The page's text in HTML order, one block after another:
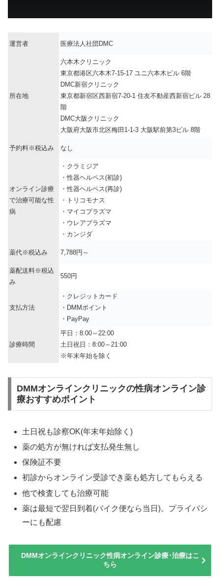
運営者 医療法人社団DMC
所在地
六本木クリニック
東京都港区六本木7-15-17 ユニ六本木ビル 6階
DMC新宿クリニック
東京都新宿区西新宿7-20-1 住友不動産西新宿ビル 28
階
DMC大阪クリニック
大阪府大阪市北区梅田1-1-3 大阪駅前第3ビル 8階
予約料※税込み なし
オンライン診療
で治療可能な性
病
・クラミジア
・性器ヘルペス(初診)
・性器ヘルペス(再診)
・トリコモナス
・マイコプラズマ
・ウレアプラズマ
・カンジダ
薬代※税込み 7,788円～
薬配送料※税込
み
550円
支払方法
・クレジットカード
・DMMポイント
・PayPay
診療時間
平日：8:00～22:00
土日祝日：8:00～21:00
※年末年始を除く
DMMオンラインクリニックの性病オンライン診
療おすすめポイント
土日祝も診察OK(年末年始除く)
薬の処方が無ければ支払発生無し
保険証不要
初診からオンライン受診でき薬も処方してもらえる
他で検査しても治療可能
薬は最短で翌日到着(バイク便なら当日)。プライバシ
ーにも配慮
DMMオンラインクリニック性病オンライン診療･治療はこ
ちら